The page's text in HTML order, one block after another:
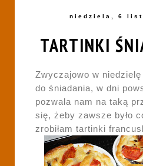
niedziela, 6
TARTINKI
Zwyczajowo w
do śniadania, w dni
pozwala nam na taką
się, żeby zawsze było
zrobiłam tartinki